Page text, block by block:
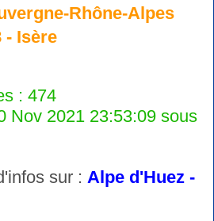
Rhône-Alpes
- Isère
: 474
Nov 2021 23:53:09 sous
sur : Alpe d'Huez -